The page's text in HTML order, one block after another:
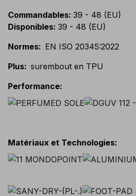
Commandables: 39 - 48 (EU)
Disponibles: 39 - 48 (EU)
Normes: EN ISO 20345:2022
Plus: surembout en TPU
Performance:
Matériaux et Technologies: